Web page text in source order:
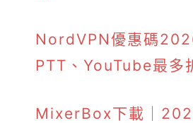
NordVPN優惠碼
PTT、YouTube最多
MixerBox下載｜